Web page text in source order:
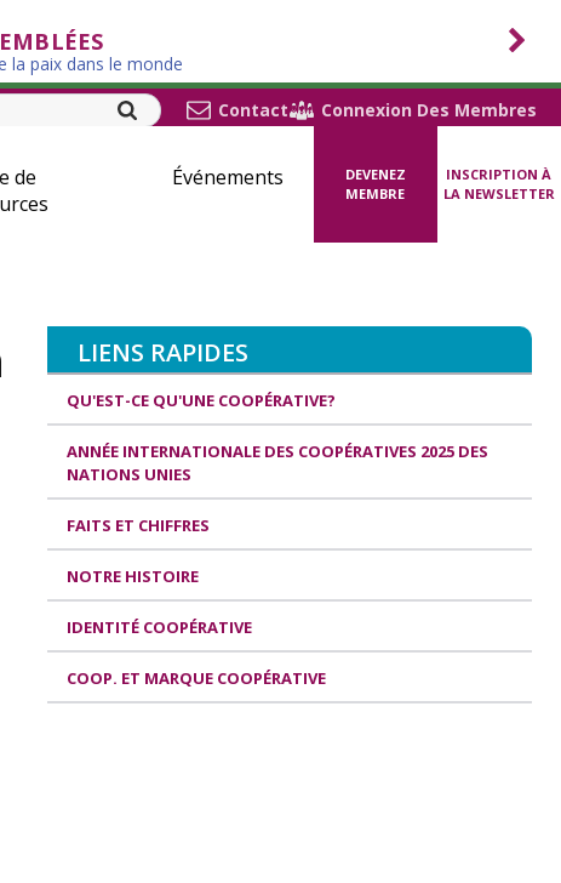
la paix dans le monde
Contact Connexion Des Membres
de
Événements
DEVENEZ
MEMBRE
INSCRIPTION À
LA NEWSLETTER
LIENS RAPIDES
QU'EST-CE QU'UNE COOPÉRATIVE?
ANNÉE INTERNATIONALE DES COOPÉRATIVES 2025 DES
NATIONS UNIES
FAITS ET CHIFFRES
NOTRE HISTOIRE
IDENTITÉ COOPÉRATIVE
COOP. ET MARQUE COOPÉRATIVE